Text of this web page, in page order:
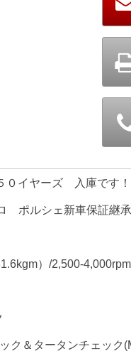
０イヤーズ 入庫です！
ポルシェ新車保証継承
）/2,500-4,000rpm
＆タータンチェック